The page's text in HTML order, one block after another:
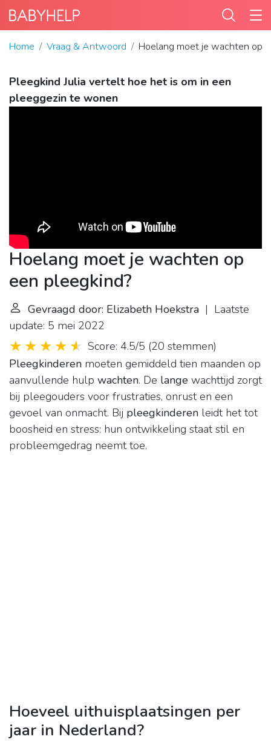
Home Vraag & Antwoord Hoelang moet je wachten op
Pleegkind Julia vertelt hoe het is om in een
pleeggezin te wonen
Hoelang moet je wachten op
een pleegkind?
Gevraagd door: Elizabeth Hoekstra | Laatste
update: 5 mei 2022
Score: 4.5/5 (20 stemmen)
Pleegkinderen moeten gemiddeld tien maanden op
aanvullende hulp wachten. De lange wachttijd zorgt
bij pleegouders voor frustraties, onrust en een
gevoel van onmacht. Bij pleegkinderen leidt het tot
boosheid en stress: hun ontwikkeling staat stil en
probleemgedrag neemt toe.
Hoeveel uithuisplaatsingen per
jaar in Nederland?